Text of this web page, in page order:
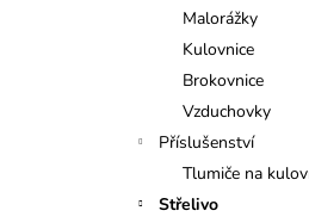
Malorážky
Kulovnice
Brokovnice
Vzduchovky
Příslušenství
Tlumiče na
Střelivo